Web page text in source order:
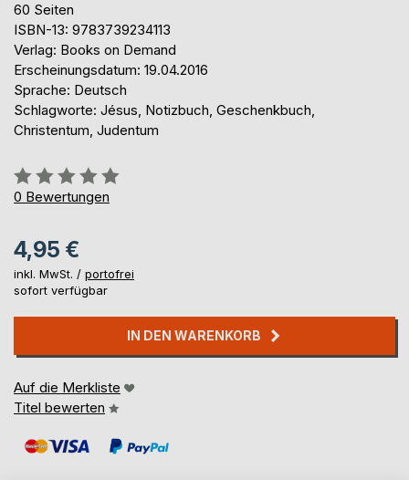
60 Seiten
ISBN-13: 9783739234113
Verlag: Books on Demand
Erscheinungsdatum: 19.04.2016
Sprache: Deutsch
Schlagworte: Jésus, Notizbuch, Geschenkbuch,
Christentum, Judentum
Bewertung::
0%
0 Bewertungen
4,95 €
inkl. MwSt. / portofrei
sofort verfügbar
IN DEN WARENKORB
Auf die Merkliste
Titel bewerten